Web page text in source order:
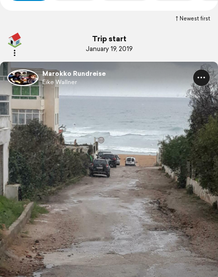
Newest first
Trip start
January 19, 2019
Marokko Rundreise
Eike Wallner